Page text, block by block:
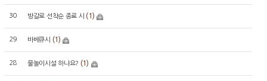
30 방갈로 선착순 종료 시 (1)
29 바베큐시 (1)
28 물놀이시설 하나요? (1)